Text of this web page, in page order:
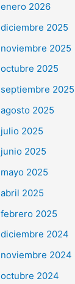
enero 2026
diciembre 2025
noviembre 2025
octubre 2025
septiembre 2025
agosto 2025
julio 2025
junio 2025
mayo 2025
abril 2025
febrero 2025
diciembre 2024
noviembre 2024
octubre 2024